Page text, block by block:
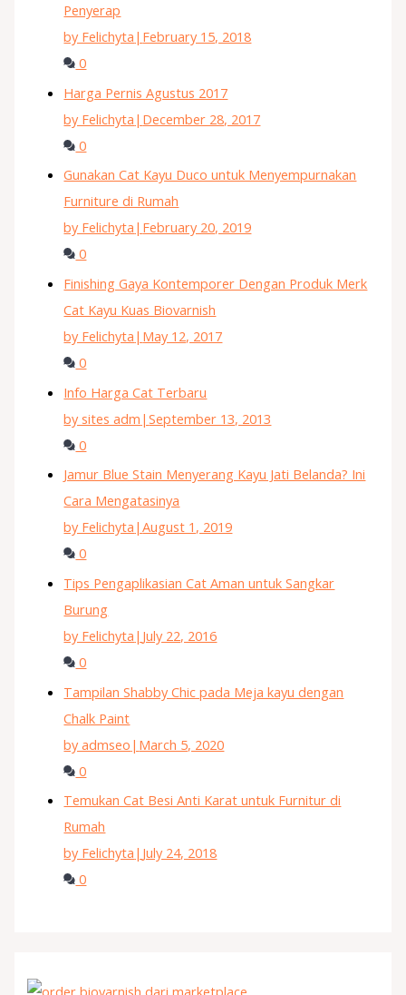
Penyerap
by Felichyta | February 15, 2018
0
Harga Pernis Agustus 2017
by Felichyta | December 28, 2017
0
Gunakan Cat Kayu Duco untuk Menyempurnakan
Furniture di Rumah
by Felichyta | February 20, 2019
0
Finishing Gaya Kontemporer Dengan Produk Merk
Cat Kayu Kuas Biovarnish
by Felichyta | May 12, 2017
0
Info Harga Cat Terbaru
by sites adm |September 13, 2013
0
Jamur Blue Stain Menyerang Kayu Jati Belanda? Ini
Cara Mengatasinya
by Felichyta |August 1, 2019
0
Tips Pengaplikasian Cat Aman untuk Sangkar
Burung
by Felichyta | July 22, 2016
0
Tampilan Shabby Chic pada Meja kayu dengan
Chalk Paint
by admseo | March 5, 2020
0
Temukan Cat Besi Anti Karat untuk Furnitur di
Rumah
by Felichyta | July 24, 2018
0